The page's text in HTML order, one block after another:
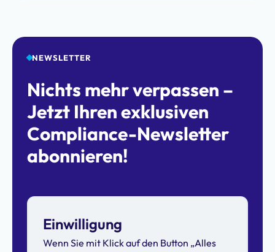
NEWSLETTER
Nichts mehr verpassen –
Jetzt Ihren exklusiven
Compliance-Newsletter
abonnieren!
Einwilligung
Wenn Sie mit Klick auf den Button „Alles